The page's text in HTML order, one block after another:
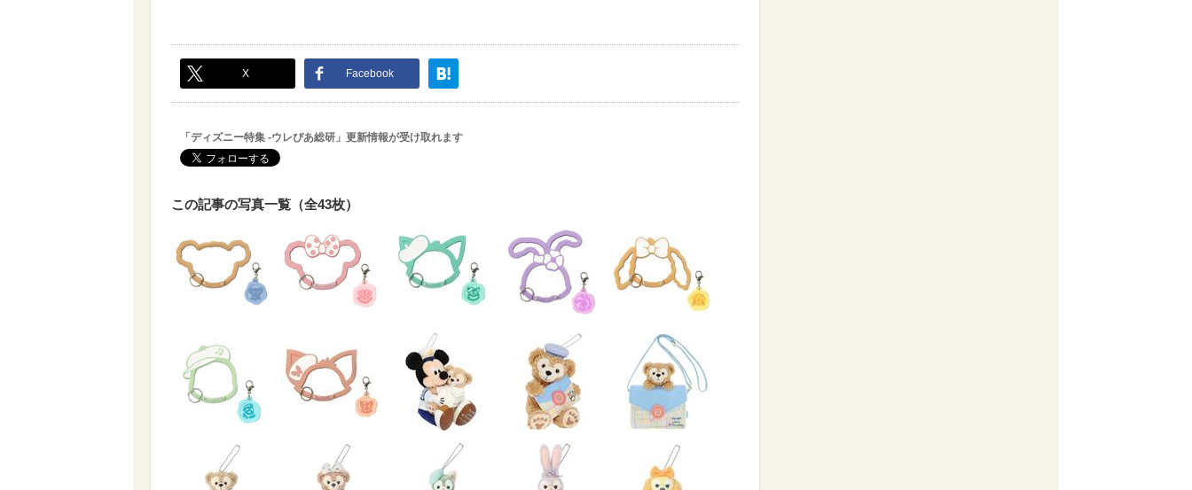
X Facebook
「ディズニー特集 -ウレぴあ総研」更新情報が受け取れます
この記事の写真一覧（全43枚）